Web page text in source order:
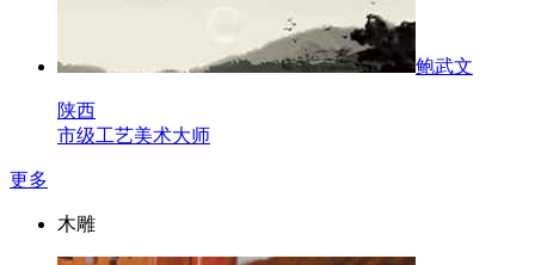
鲍武文
陕西
市级工艺美术大师
更多
木雕